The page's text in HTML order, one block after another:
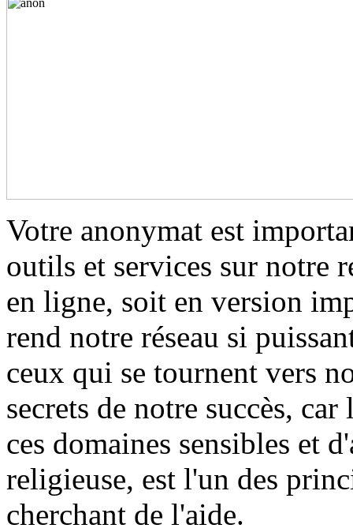
Votre anonymat est
outils et services sur notre
en ligne, soit en version
rend notre réseau si
ceux qui se tournent vers
secrets de notre succès,
ces domaines sensibles et
religieuse, est l'un des
cherchant de l'aide.